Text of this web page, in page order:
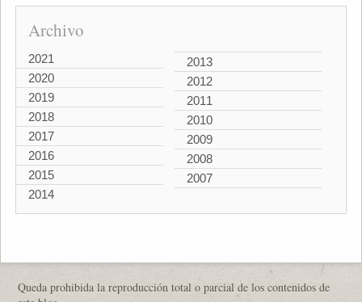
Archivo
2021
2020
2019
2018
2017
2016
2015
2014
2013
2012
2011
2010
2009
2008
2007
Queda prohibida la reproducción total o parcial de los contenidos de